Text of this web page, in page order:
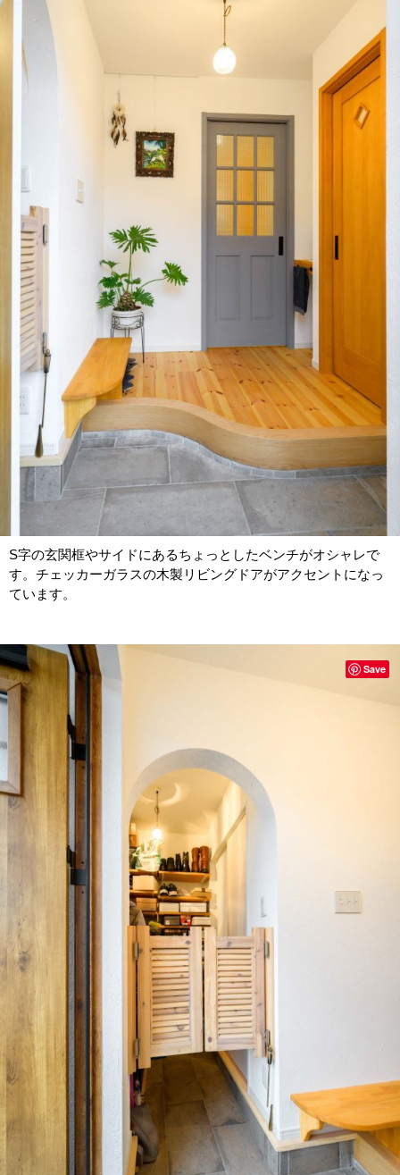
S字の玄関框やサイドにあるちょっとしたベンチがオシャレで
す。チェッカーガラスの木製リビングドアがアクセントになっ
ています。
Save